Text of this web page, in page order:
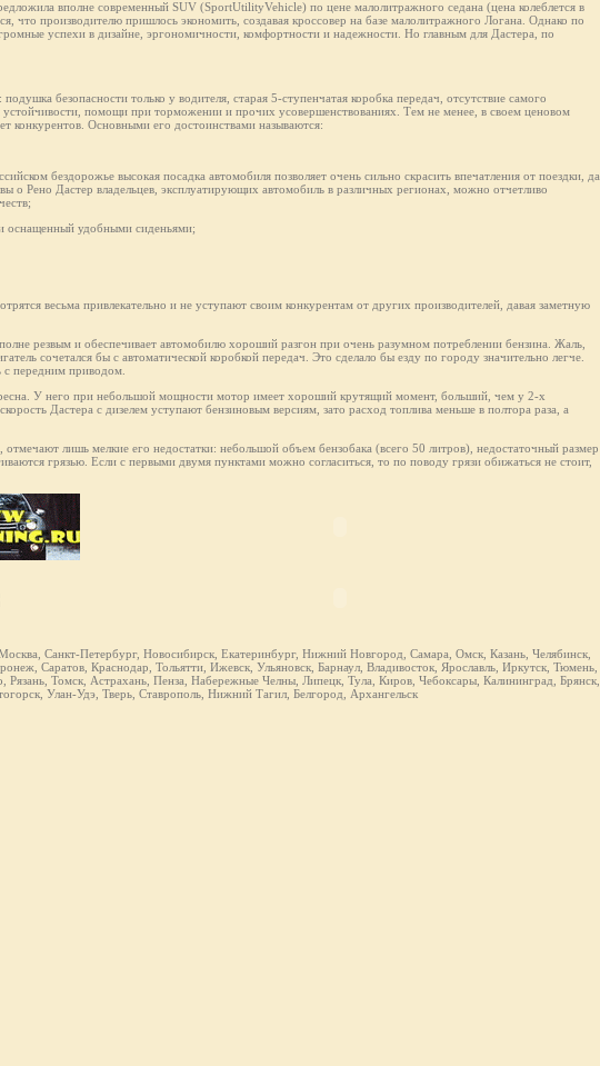
вполне современный SUV (SportUtilityVehicle) по цене малолитражного седана (цена колеблется в
что производителю пришлось экономить, создавая кроссовер на базе малолитражного Логана. Однако по
успехи в дизайне, эргономичности, комфортности и надежности. Но главным для Дастера, по
безопасности только у водителя, старая 5-ступенчатая коробка передач, отсутствие самого
помощи при торможении и прочих усовершенствованиях. Тем не менее, в своем ценовом
конкурентов. Основными его достоинствами называются:
бездорожье высокая посадка автомобиля позволяет очень сильно скрасить впечатления от поездки, да
о Рено Дастер владельцев, эксплуатирующих автомобиль в различных регионах, можно отчетливо
оснащенный удобными сиденьями;
весьма привлекательно и не уступают своим конкурентам от других производителей, давая заметную
резвым и обеспечивает автомобилю хороший разгон при очень разумном потреблении бензина. Жаль,
сочетался бы с автоматической коробкой передач. Это сделало бы езду по городу значительно легче.
с передним приводом.
У него при небольшой мощности мотор имеет хороший крутящий момент, больший, чем у 2-х
Дастерa с дизелем уступают бензиновым версиям, зато расход топлива меньше в полтора раза, а
лишь мелкие его недостатки: небольшой объем бензобака (всего 50 литров), недостаточный размер
грязью. Если с первыми двумя пунктами можно согласиться, то по поводу грязи обижаться не стоит,
Санкт-Петербург, Новосибирск, Екатеринбург, Нижний Новгород, Самара, Омск, Казань, Челябинск,
Саратов, Краснодар, Тольятти, Ижевск, Ульяновск, Барнаул, Владивосток, Ярославль, Иркутск, Тюмень,
Томск, Астрахань, Пенза, Набережные Челны, Липецк, Тула, Киров, Чебоксары, Калининград, Брянск,
Улан-Удэ, Тверь, Ставрополь, Нижний Тагил, Белгород, Архангельск